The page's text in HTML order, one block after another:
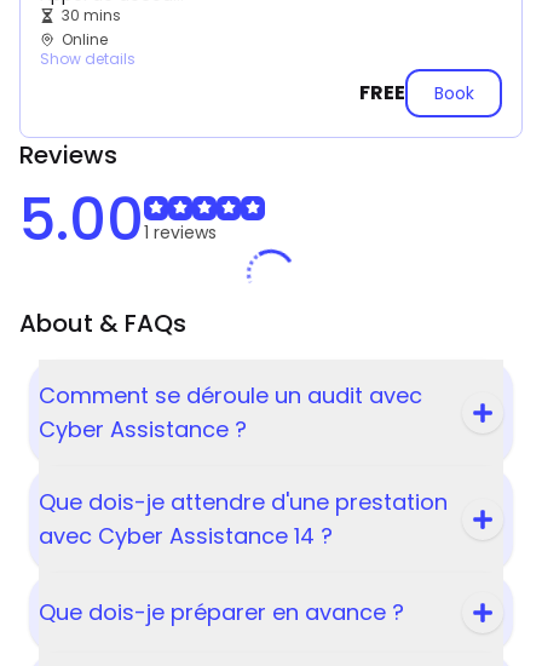
30 mins
Online
Show details
FREE Book
Reviews
5.001 reviews
About & FAQs
Comment se déroule un audit avec
Cyber Assistance ?
Que dois-je attendre d'une prestation
avec Cyber Assistance 14 ?
Que dois-je préparer en avance ?